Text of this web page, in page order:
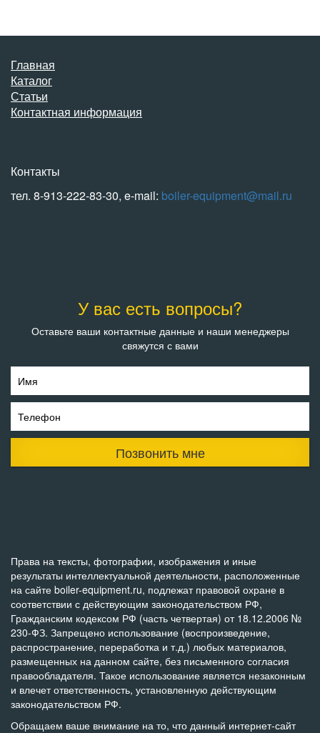
Главная
Каталог
Статьи
Контактная информация
Контакты
тел. 8-913-222-83-30, e-mail: boiler-equipment@mail.ru
У вас есть вопросы?
Оставьте ваши контактные данные и наши менеджеры
свяжутся с вами
Имя
Телефон
Позвонить мне
Права на тексты, фотографии, изображения и иные
результаты интеллектуальной деятельности, расположенные
на сайте boiler-equipment.ru, подлежат правовой охране в
соответствии с действующим законодательством РФ,
Гражданским кодексом РФ (часть четвертая) от 18.12.2006 №
230-ФЗ. Запрещено использование (воспроизведение,
распространение, переработка и т.д.) любых материалов,
размещенных на данном сайте, без письменного согласия
правообладателя. Такое использование является незаконным
и влечет ответственность, установленную действующим
законодательством РФ.
Обращаем ваше внимание на то, что данный интернет-сайт